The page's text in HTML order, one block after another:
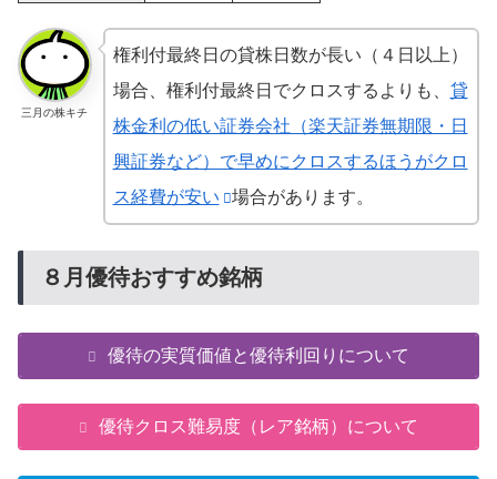
三月の株キチ
権利付最終日の貸株日数が長い（４日以上）
場合、権利付最終日でクロスするよりも、 貸
株金利の低い証券会社（楽天証券無期限・日
興証券など）で早めにクロスするほうがクロ
ス経費が安い
場合があります。
８月優待おすすめ銘柄
優待の実質価値と優待利回りについて
優待クロス難易度（レア銘柄）について